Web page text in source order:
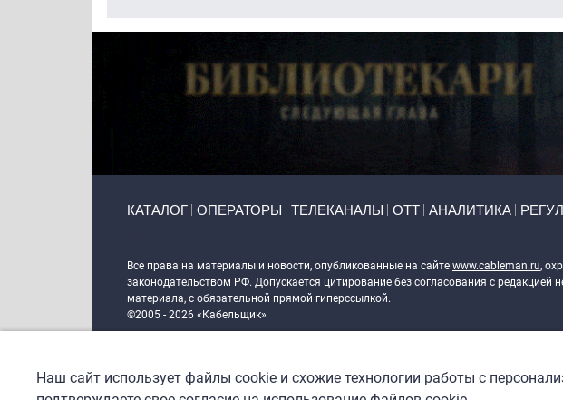
КАТАЛОГ ОПЕРАТОРЫ ТЕЛЕКАНАЛЫ ОТТ АНАЛИТИКА
Все права на материалы и новости, опубликованные на сайте www.cableman.ru,
законодательством РФ. Допускается цитирование без согласования с редакцией
материала, с обязательной прямой гиперссылкой.
©2005 - 2026 «Кабельщик»
DrupalCoder — поддержка сайта c 2017 года
Наш сайт использует файлы cookie и схожие технологии работы с